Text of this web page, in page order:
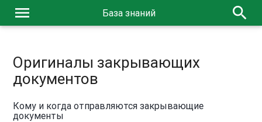
menu База знаний search
Оригиналы закрывающих
документов
Кому и когда отправляются закрывающие
документы